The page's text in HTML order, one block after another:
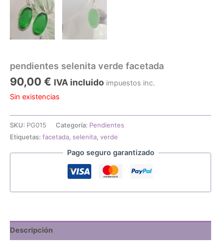
pendientes selenita verde facetada
90,00 € IVA incluido impuestos inc.
Sin existencias
SKU: PG015 Categoría: Pendientes
Etiquetas: facetada, selenita, verde
Pago seguro garantizado
Descripción